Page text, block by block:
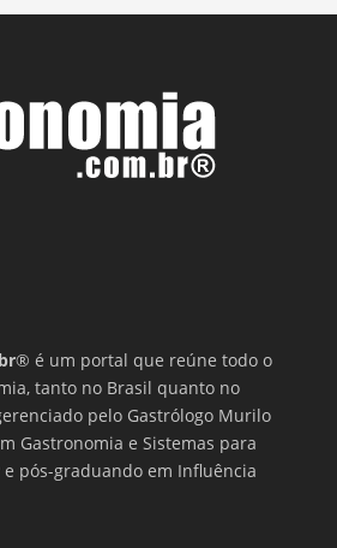
® é um portal que reúne todo o
tanto no Brasil quanto no
pelo Gastrólogo Murilo
Gastronomia e Sistemas para
e pós-graduando em Influência